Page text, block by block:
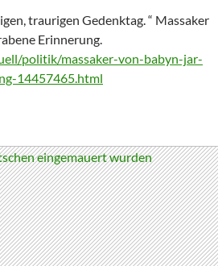
traurigen Gedenktag. “ Massaker
Erinnerung.
politik/massaker-von-babyn-jar-
14457465.html